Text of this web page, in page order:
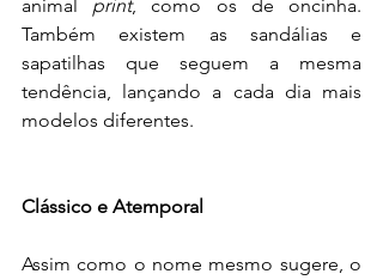
animal print, como os de oncinha.
Também existem as sandálias e
sapatilhas que seguem a mesma
tendência, lançando a cada dia mais
modelos diferentes.
Clássico e Atemporal
Assim como o nome mesmo sugere, o